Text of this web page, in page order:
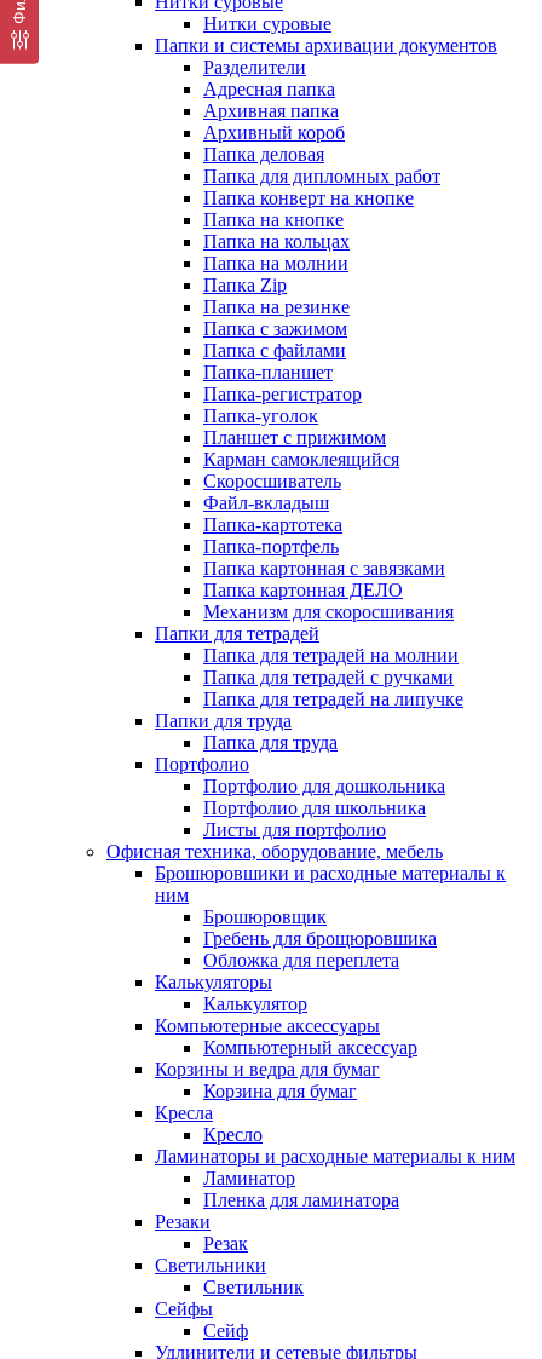
Нитки суровые
Папки и системы архивации документов
Разделители
Адресная папка
Архивная папка
Архивный короб
Папка деловая
Папка для дипломных работ
Папка конверт на кнопке
Папка на кнопке
Папка на кольцах
Папка на молнии
Папка Zip
Папка на резинке
Папка с зажимом
Папка с файлами
Папка-планшет
Папка-регистратор
Папка-уголок
Планшет с прижимом
Карман самоклеящийся
Скоросшиватель
Файл-вкладыш
Папка-картотека
Папка-портфель
Папка картонная с завязками
Папка картонная ДЕЛО
Механизм для скоросшивания
Папки для тетрадей
Папка для тетрадей на молнии
Папка для тетрадей с ручками
Папка для тетрадей на липучке
Папки для труда
Папка для труда
Портфолио
Портфолио для дошкольника
Портфолио для школьника
Листы для портфолио
Офисная техника, оборудование, мебель
Брошюровшики и расходные материалы к
ним
Брошюровщик
Гребень для брощюровшика
Обложка для переплета
Калькуляторы
Калькулятор
Компьютерные аксессуары
Компьютерный аксессуар
Корзины и ведра для бумаг
Корзина для бумаг
Кресла
Кресло
Ламинаторы и расходные материалы к ним
Ламинатор
Пленка для ламинатора
Резаки
Резак
Светильники
Светильник
Сейфы
Сейф
Удлинители и сетевые фильтры